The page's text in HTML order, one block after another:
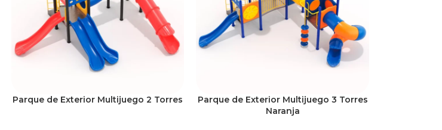
Parque de Exterior Multijuego 2 Torres
Parque de Exterior Multijuego 3 Torres
Naranja